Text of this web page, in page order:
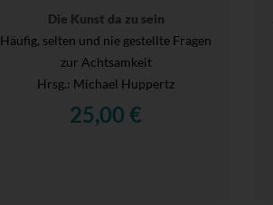
Die Kunst da zu sein
Häufig, selten und nie gestellte Fragen
zur Achtsamkeit
Hrsg.: Michael Huppertz
25,00 €